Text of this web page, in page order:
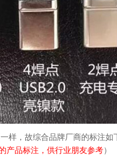
样，故综合品牌厂商的标注
产品标注，供行业朋友参考）